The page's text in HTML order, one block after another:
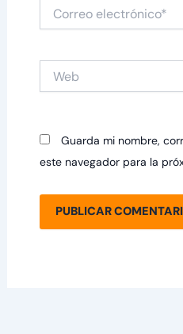
electrónico*
Guarda mi nombre,
este navegador para la